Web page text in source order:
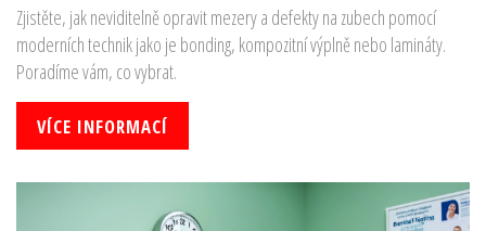
Zjistěte, jak neviditelně opravit mezery a defekty na zubech pomocí
moderních technik jako je bonding, kompozitní výplně nebo lamináty.
Poradíme vám, co vybrat.
VÍCE INFORMACÍ